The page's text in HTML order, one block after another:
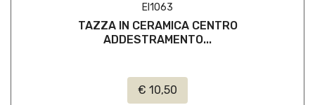
EI1063
TAZZA IN CERAMICA CENTRO
ADDESTRAMENTO...
€ 10,50